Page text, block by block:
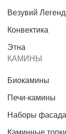
Везувий
Конвектика
Этна
КАМИНЫ
Биокамины
Печи-камины
Наборы фасада
Каминные топки